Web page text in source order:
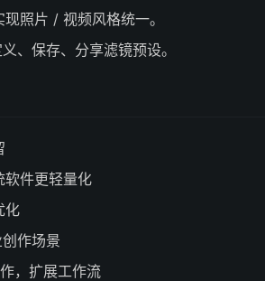
照片 / 视频风格统一。
、保存、分享滤镜预设。
软件更轻量化
化
作场景
，扩展工作流